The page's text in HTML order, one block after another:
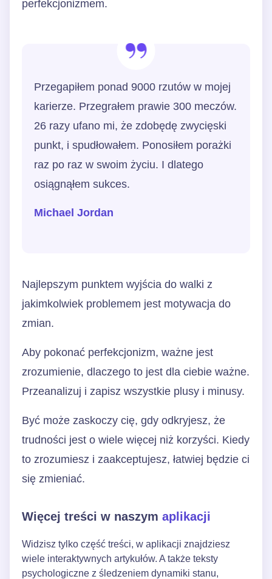
perfekcjonizmem.
Przegapiłem ponad 9000 rzutów w mojej
karierze. Przegrałem prawie 300 meczów.
26 razy ufano mi, że zdobędę zwycięski
punkt, i spudłowałem. Ponosiłem porażki
raz po raz w swoim życiu. I dlatego
osiągnąłem sukces.
Michael Jordan
Najlepszym punktem wyjścia do walki z
jakimkolwiek problemem jest motywacja do
zmian.
Aby pokonać perfekcjonizm, ważne jest
zrozumienie, dlaczego to jest dla ciebie ważne.
Przeanalizuj i zapisz wszystkie plusy i minusy.
Być może zaskoczy cię, gdy odkryjesz, że
trudności jest o wiele więcej niż korzyści. Kiedy
to zrozumiesz i zaakceptujesz, łatwiej będzie ci
się zmieniać.
Więcej treści w naszym aplikacji
Widzisz tylko część treści, w aplikacji znajdziesz
wiele interaktywnych artykułów. A także teksty
psychologiczne z śledzeniem dynamiki stanu,